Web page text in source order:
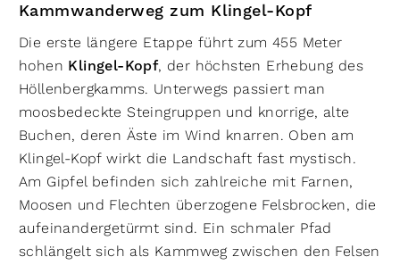
Kammwanderweg zum Klingel-Kopf
Die erste längere Etappe führt zum 455 Meter
hohen Klingel-Kopf, der höchsten Erhebung des
Höllenbergkamms. Unterwegs passiert man
moosbedeckte Steingruppen und knorrige, alte
Buchen, deren Äste im Wind knarren. Oben am
Klingel-Kopf wirkt die Landschaft fast mystisch.
Am Gipfel befinden sich zahlreiche mit Farnen,
Moosen und Flechten überzogene Felsbrocken, die
aufeinandergetürmt sind. Ein schmaler Pfad
schlängelt sich als Kammweg zwischen den Felsen